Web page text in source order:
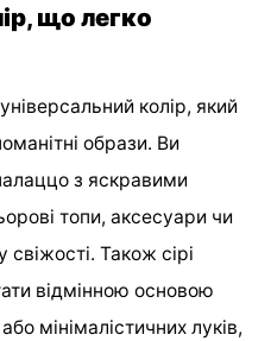
що легко
колір, який
образи. Ви
з яскравими
топи, аксесуари чи
Також сірі
відмінною основою
мінімалістичних луків,